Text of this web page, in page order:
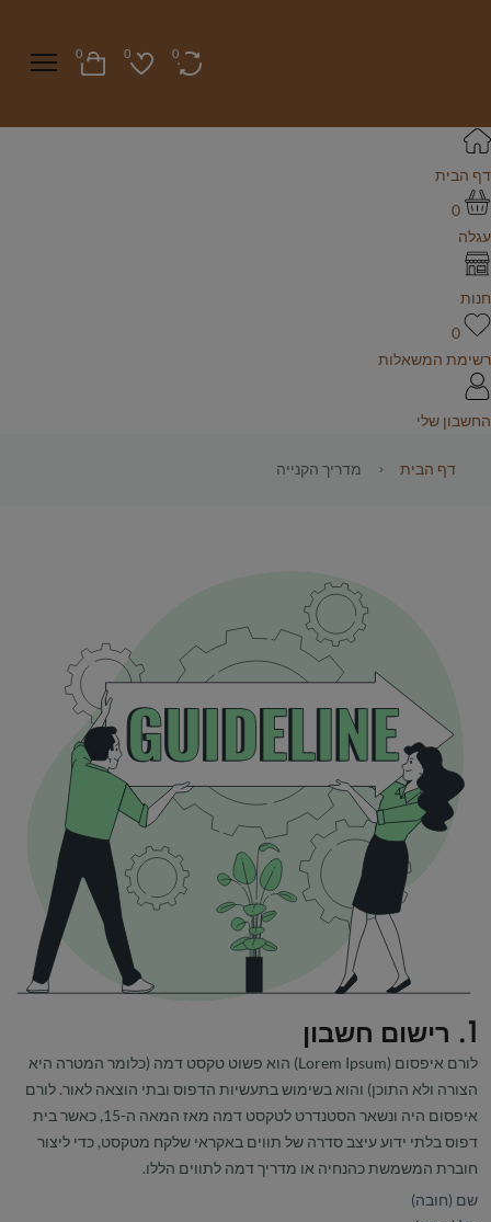
0
0
0
דף הבית
0
עגלה
חנות
0
רשימת המשאלות
החשבון שלי
דף הבית מדריך הקנייה
1. רישום חשבון
לורם איפסום (Lorem Ipsum) הוא פשוט טקסט דמה (כלומר המטרה היא
הצורה ולא התוכן) והוא בשימוש בתעשיות הדפוס ובתי הוצאה לאור. לורם
איפסום היה ונשאר הסטנדרט לטקסט דמה מאז המאה ה-15, כאשר בית
דפוס בלתי ידוע עיצב סדרה של תווים באקראי שלקח מטקסט, כדי ליצור
חוברת המשמשת כהנחיה או מדריך דמה לתווים הללו.
שם (חובה)